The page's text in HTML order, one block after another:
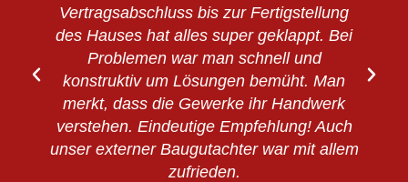
Vertragsabschluss bis zur Fertigstellung
des Hauses hat alles super geklappt. Bei
Problemen war man schnell und
konstruktiv um Lösungen bemüht. Man
merkt, dass die Gewerke ihr Handwerk
verstehen. Eindeutige Empfehlung! Auch
unser externer Baugutachter war mit allem
zufrieden.